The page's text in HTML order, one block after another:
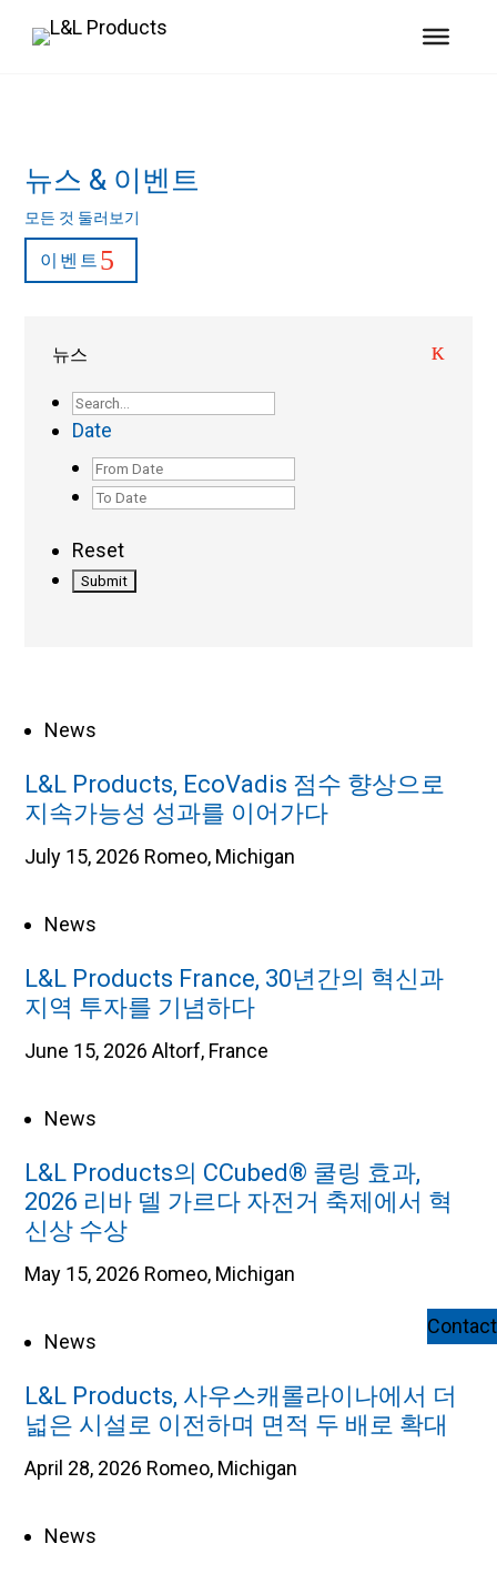
뉴스 & 이벤트
모든 것 둘러보기
이벤트
뉴스
Date
Post
Date
Post
Range
Reset
News
L&L Products, EcoVadis 점수 향상으로
지속가능성 성과를 이어가다
July 15, 2026 Romeo, Michigan
News
L&L Products France, 30년간의 혁신과
지역 투자를 기념하다
June 15, 2026Altorf, France
News
L&L Products의 CCubed® 쿨링 효과,
2026 리바 델 가르다 자전거 축제에서 혁
신상 수상
May 15, 2026 Romeo, Michigan
News
L&L Products, 사우스캐롤라이나에서 더
넓은 시설로 이전하며 면적 두 배로 확대
April 28, 2026 Romeo, Michigan
News
Contact